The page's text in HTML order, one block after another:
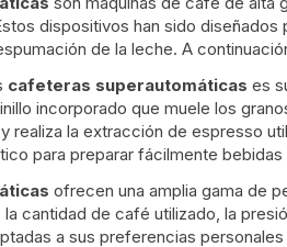
dispositivos han sido
de la leche. A
cafeteras superautomáticas es
incorporado que muele los
la extracción de espresso
para preparar fácilmente
ofrecen una amplia gama de
cantidad de café utilizado, la
a sus preferencias